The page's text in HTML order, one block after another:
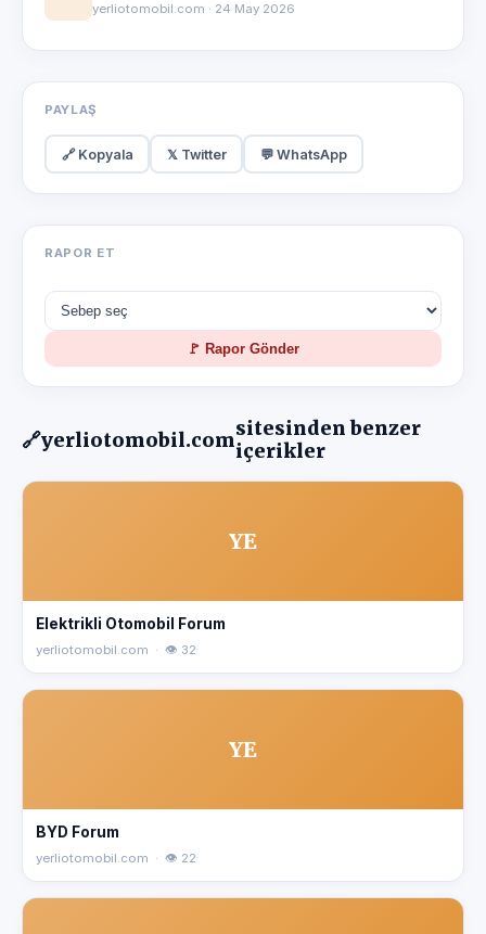
yerliotomobil.com · 24 May 2026
PAYLAŞ
🔗 Kopyala 𝕏 Twitter 💬 WhatsApp
RAPOR ET
🚩 Rapor Gönder
🔗yerliotomobil.comsitesinden benzer
içerikler
YE
Elektrikli Otomobil Forum
yerliotomobil.com · 👁 32
YE
BYD Forum
yerliotomobil.com · 👁 22